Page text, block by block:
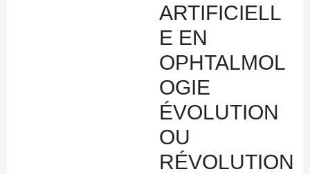
ARTIFICIELL
E EN
OPHTALMOL
OGIE
ÉVOLUTION
OU
RÉVOLUTION